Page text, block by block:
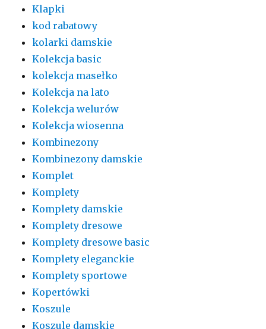
Klapki
kod rabatowy
kolarki damskie
Kolekcja basic
kolekcja masełko
Kolekcja na lato
Kolekcja welurów
Kolekcja wiosenna
Kombinezony
Kombinezony damskie
Komplet
Komplety
Komplety damskie
Komplety dresowe
Komplety dresowe basic
Komplety eleganckie
Komplety sportowe
Kopertówki
Koszule
Koszule damskie